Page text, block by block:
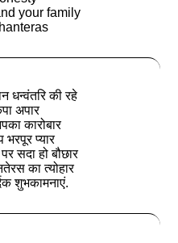
your family
धन्वंतरि की रहे
अपार
कारोबार
प्यार
सदा हो बौछार
का त्योहार
शुभकामनाएं.